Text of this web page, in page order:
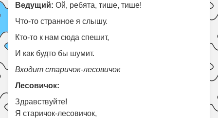
Ведущий: Ой, ребята, тише, тише!
Что-то странное я слышу.
Кто-то к нам сюда спешит,
И как будто бы шумит.
Входит старичок-лесовичок
Лесовичок:
Здравствуйте!
Я старичок-лесовичок,